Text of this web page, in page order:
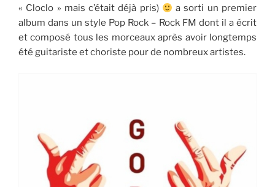
« Cloclo » mais c’était déjà pris)
a sorti un premier
album dans un style Pop Rock – Rock FM dont il a écrit
et composé tous les morceaux après avoir longtemps
été guitariste et choriste pour de nombreux artistes.